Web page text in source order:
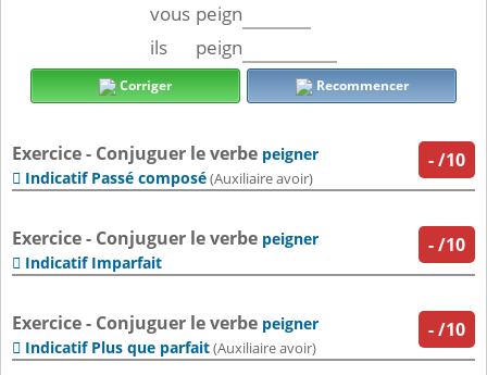
vous peign
ils
peign
Corriger Recommencer
-/10
Exercice - Conjuguer le verbe peigner
 Indicatif Passé composé(Auxiliaire avoir)
-/10
Exercice - Conjuguer le verbe peigner
 Indicatif Imparfait
-/10
Exercice - Conjuguer le verbe peigner
 Indicatif Plus que parfait(Auxiliaire avoir)